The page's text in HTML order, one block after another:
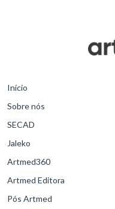
Início
Sobre nós
SECAD
Jaleko
Artmed360
Artmed Editora
Pós Artmed